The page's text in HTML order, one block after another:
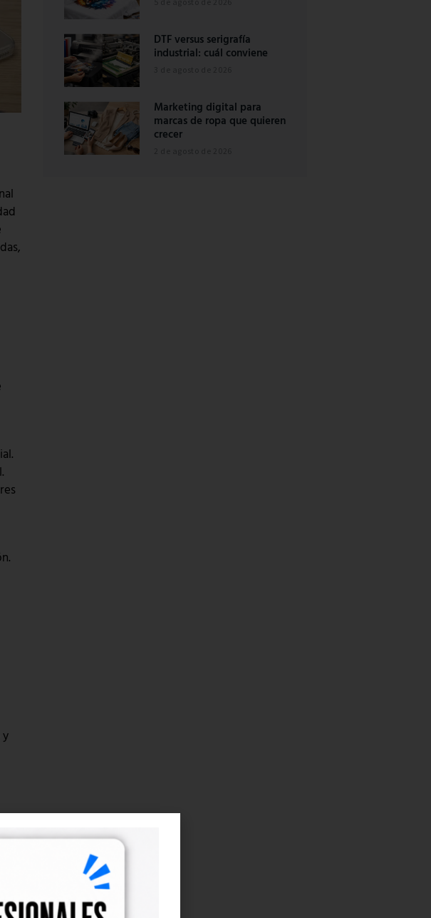
DTF versus serigrafía
industrial: cuál conviene
Marketing digital para
marcas de ropa que quieren
crecer